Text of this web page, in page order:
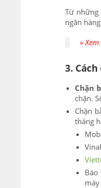
Từ những
ngân
»
3.
Chặn
chặn.
Chặn
tháng
Báo